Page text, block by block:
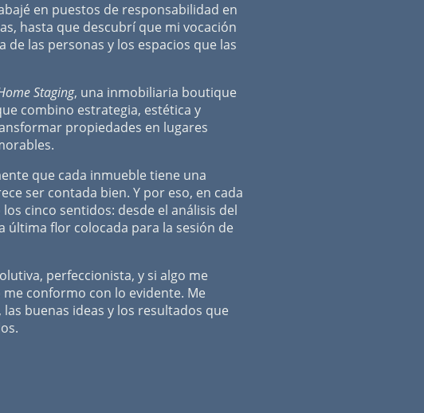
en puestos de responsabilidad en
hasta que descubrí que mi vocación
de las personas y los espacios que las
Staging, una inmobiliaria boutique
combino estrategia, estética y
propiedades en lugares
que cada inmueble tiene una
ser contada bien. Y por eso, en cada
cinco sentidos: desde el análisis del
última flor colocada para la sesión de
perfeccionista, y si algo me
me conformo con lo evidente. Me
buenas ideas y los resultados que